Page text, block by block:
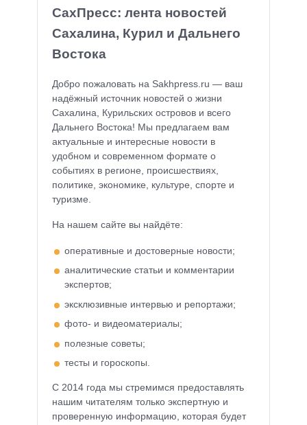
СахПресс: лента новостей
Сахалина, Курил и Дальнего
Востока
Добро пожаловать на Sakhpress.ru — ваш
надёжный источник новостей о жизни
Сахалина, Курильских островов и всего
Дальнего Востока! Мы предлагаем вам
актуальные и интересные новости в
удобном и современном формате о
событиях в регионе, происшествиях,
политике, экономике, культуре, спорте и
туризме.
На нашем сайте вы найдёте:
оперативные и достоверные новости;
аналитические статьи и комментарии
экспертов;
эксклюзивные интервью и репортажи;
фото- и видеоматериалы;
полезные советы;
тесты и гороскопы.
С 2014 года мы стремимся предоставлять
нашим читателям только экспертную и
проверенную информацию, которая будет